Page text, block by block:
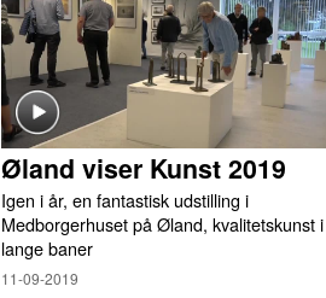
Øland viser Kunst 2019
Igen i år, en fantastisk udstilling i
Medborgerhuset på Øland, kvalitetskunst i
lange baner
11-09-2019